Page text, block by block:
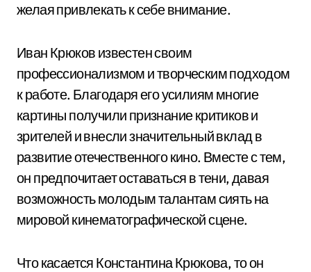
желая привлекать к себе внимание.
Иван Крюков известен своим
профессионализмом и творческим подходом
к работе. Благодаря его усилиям многие
картины получили признание критиков и
зрителей и внесли значительный вклад в
развитие отечественного кино. Вместе с тем,
он предпочитает оставаться в тени, давая
возможность молодым талантам сиять на
мировой кинематографической сцене.
Что касается Константина Крюкова, то он